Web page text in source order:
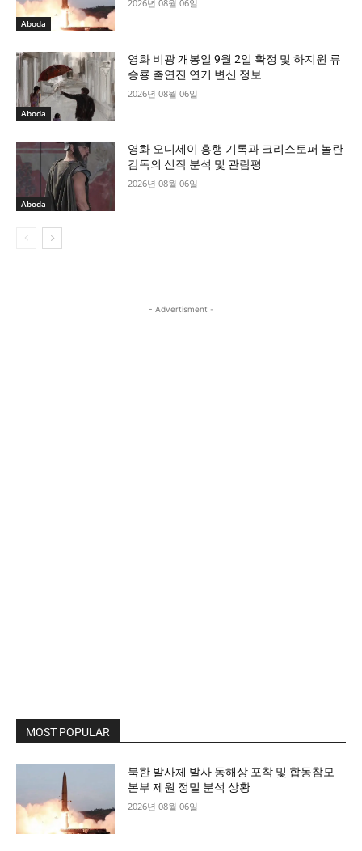
Aboda
2026년 08월 06일
Aboda
영화 비광 개봉일 9월 2일 확정 및 하지원 류
승룡 출연진 연기 변신 정보
2026년 08월 06일
Aboda
영화 오디세이 흥행 기록과 크리스토퍼 놀란
감독의 신작 분석 및 관람평
2026년 08월 06일
- Advertisment -
MOST POPULAR
북한 발사체 발사 동해상 포착 및 합동참모
본부 제원 정밀 분석 상황
2026년 08월 06일